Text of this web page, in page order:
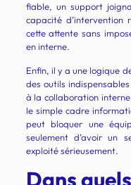
fiable, un support
capacité
cette attente sans
en interne.
Enfin, il y a une logique
des outils
à la collaboration
le simple cadre
peut bloquer une
seulement d’avoir un
exploité sérieusement.
Dans